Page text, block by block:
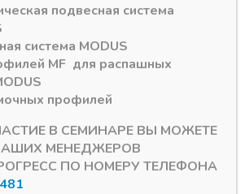
Артикул:10004Z
подвесная система
система MODUS
MF для распашных
профилей
В СЕМИНАРЕ ВЫ МОЖЕТЕ
МЕНЕДЖЕРОВ
ПО НОМЕРУ ТЕЛЕФОНА